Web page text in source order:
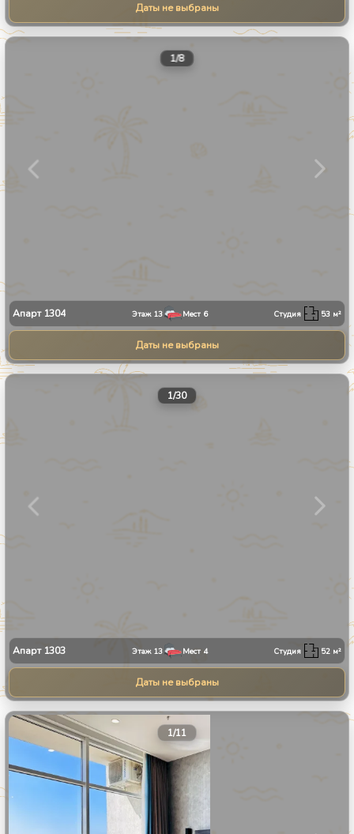
Даты не выбраны
1/8
Апарт 1304 Этаж 13 Мест 6 Студия 53 м²
Даты не выбраны
1/30
Апарт 1303 Этаж 13 Мест 4 Студия 52 м²
Даты не выбраны
1/11